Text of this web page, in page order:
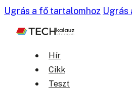
Ugrás a fő tartalomhoz Ugrás
Hír
Cikk
Teszt